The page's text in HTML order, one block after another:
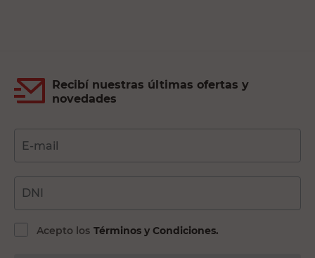
Recibí nuestras últimas ofertas y
novedades
E-mail
DNI
Acepto los Términos y Condiciones.